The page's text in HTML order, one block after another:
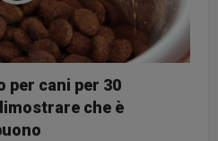
per cani per 30
che è